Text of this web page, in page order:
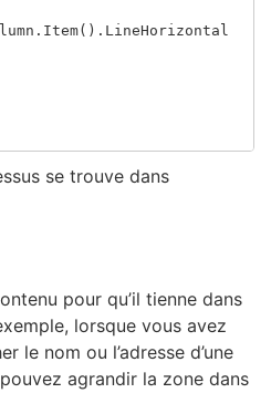
. Item(). LineHorizontal
se trouve dans
pour qu’il tienne dans
lorsque vous avez
le nom ou l’adresse d’une
agrandir la zone dans